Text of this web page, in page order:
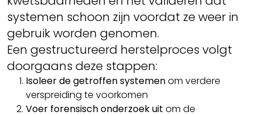
systemen schoon zijn voordat ze weer in
gebruik worden genomen.
Een gestructureerd herstelproces volgt
doorgaans deze stappen:
Isoleer de getroffen systemenom verdere
verspreiding te voorkomen
Voer forensisch onderzoek uit om de